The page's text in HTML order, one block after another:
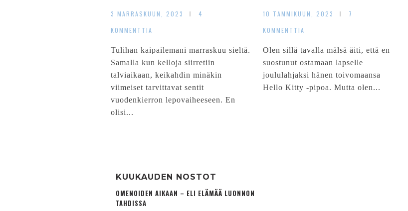
3 MARRASKUUN, 2023
4
KOMMENTTIA
Tulihan kaipailemani marraskuu sieltä.
Samalla kun kelloja siirretiin
talviaikaan, keikahdin minäkin
viimeiset tarvittavat sentit
vuodenkierron lepovaiheeseen. En
olisi...
10 TAMMIKUUN, 2023
7
KOMMENTTIA
Olen sillä tavalla mälsä äiti, että en
suostunut ostamaan lapselle
joululahjaksi hänen toivomaansa
Hello Kitty -pipoa. Mutta olen...
KUUKAUDEN NOSTOT
OMENOIDEN AIKAAN – ELI ELÄMÄÄ LUONNON
TAHDISSA